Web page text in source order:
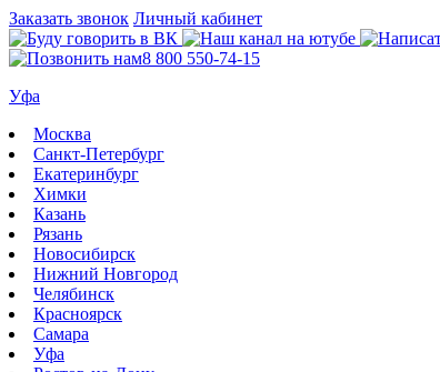
Заказать звонок Личный кабинет
8 800 550-74-15
Уфа
Москва
Санкт-Петербург
Екатеринбург
Химки
Казань
Рязань
Новосибирск
Нижний Новгород
Челябинск
Красноярск
Самара
Уфа